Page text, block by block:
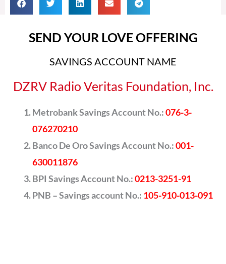
SEND YOUR LOVE OFFERING
SAVINGS ACCOUNT NAME
DZRV Radio Veritas Foundation, Inc.
Metrobank Savings Account No.:076-3-
076270210
Banco De Oro Savings Account No.:001-
630011876
BPI Savings Account No.:0213-3251-91
PNB – Savings account No.: 105-910-013-091